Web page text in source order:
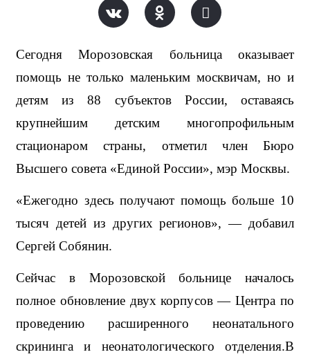
Сегодня Морозовская больница оказывает
помощь не только маленьким москвичам, но и
детям из 88 субъектов России, оставаясь
крупнейшим детским многопрофильным
стационаром страны, отметил член Бюро
Высшего совета «Единой России», мэр Москвы.
«Ежегодно здесь получают помощь больше 10
тысяч детей из других регионов», — добавил
Сергей Собянин.
Сейчас в Морозовской больнице началось
полное обновление двух корпусов — Центра по
проведению расширенного неонатального
скрининга и неонатологического отделения.В